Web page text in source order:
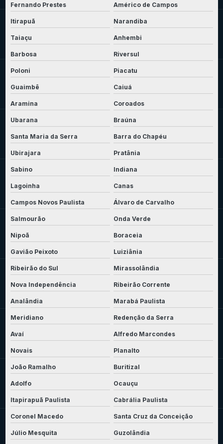
Fernando Prestes Américo de Campos
Itirapuã Narandiba
Taiaçu Anhembi
Barbosa Riversul
Poloni Piacatu
Guaimbê Caiuá
Aramina Coroados
Ubarana Braúna
Santa Maria da Serra Barra do Chapéu
Ubirajara Pratânia
Sabino Indiana
Lagoinha Canas
Campos Novos Paulista Álvaro de Carvalho
Salmourão Onda Verde
Nipoã Boraceia
Gavião Peixoto Luiziânia
Ribeirão do Sul Mirassolândia
Nova Independência Ribeirão Corrente
Analândia Marabá Paulista
Meridiano Redenção da Serra
Avaí Alfredo Marcondes
Novais Planalto
João Ramalho Buritizal
Adolfo Ocauçu
Itapirapuã Paulista Cabrália Paulista
Coronel Macedo Santa Cruz da Conceição
Júlio Mesquita Guzolândia